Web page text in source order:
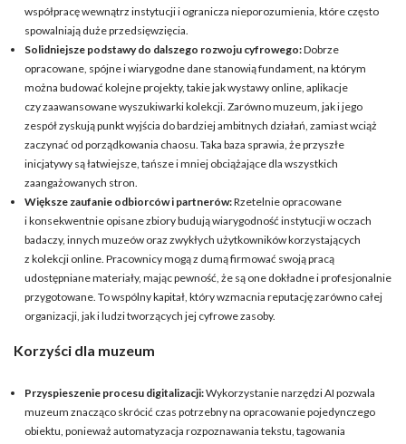
współpracę wewnątrz instytucji i ogranicza nieporozumienia, które często
spowalniają duże przedsięwzięcia.
Solidniejsze podstawy do dalszego rozwoju cyfrowego:Dobrze
opracowane, spójne i wiarygodne dane stanowią fundament, na którym
można budować kolejne projekty, takie jak wystawy online, aplikacje
czy zaawansowane wyszukiwarki kolekcji. Zarówno muzeum, jak i jego
zespół zyskują punkt wyjścia do bardziej ambitnych działań, zamiast wciąż
zaczynać od porządkowania chaosu. Taka baza sprawia, że przyszłe
inicjatywy są łatwiejsze, tańsze i mniej obciążające dla wszystkich
zaangażowanych stron.
Większe zaufanie odbiorców i partnerów:Rzetelnie opracowane
i konsekwentnie opisane zbiory budują wiarygodność instytucji w oczach
badaczy, innych muzeów oraz zwykłych użytkowników korzystających
z kolekcji online. Pracownicy mogą z dumą firmować swoją pracą
udostępniane materiały, mając pewność, że są one dokładne i profesjonalnie
przygotowane. To wspólny kapitał, który wzmacnia reputację zarówno całej
organizacji, jak i ludzi tworzących jej cyfrowe zasoby.
Korzyści dla muzeum
Przyspieszenie procesu digitalizacji:Wykorzystanie narzędzi AI pozwala
muzeum znacząco skrócić czas potrzebny na opracowanie pojedynczego
obiektu, ponieważ automatyzacja rozpoznawania tekstu, tagowania